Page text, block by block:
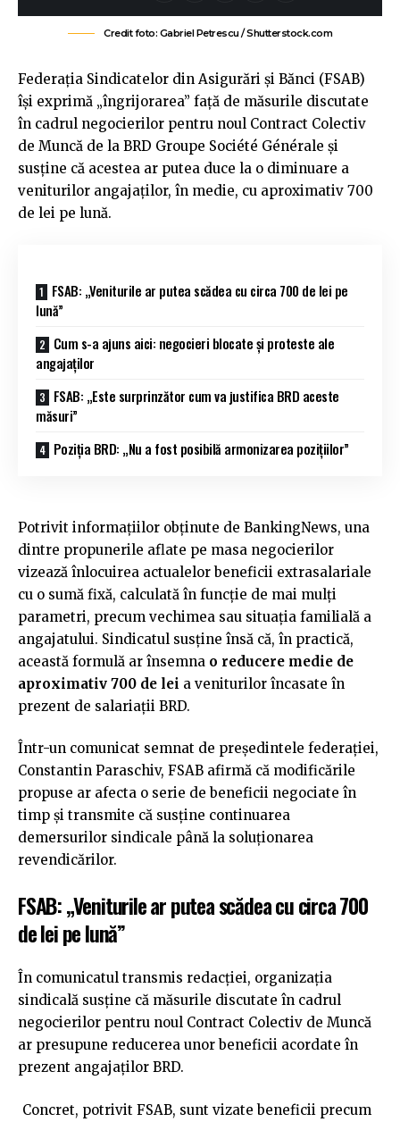
Credit foto: Gabriel Petrescu / Shutterstock.com
Federația Sindicatelor din Asigurări și Bănci (FSAB)
își exprimă „îngrijorarea” față de măsurile discutate
în cadrul negocierilor pentru noul Contract Colectiv
de Muncă de la BRD Groupe Société Générale și
susține că acestea ar putea duce la o diminuare a
veniturilor angajaților, în medie, cu aproximativ 700
de lei pe lună.
FSAB: „Veniturile ar putea scădea cu circa 700 de lei pe
lună”
Cum s-a ajuns aici: negocieri blocate și proteste ale
angajaților
FSAB: „Este surprinzător cum va justifica BRD aceste
măsuri”
Poziția BRD: „Nu a fost posibilă armonizarea pozițiilor”
Potrivit informațiilor obținute de BankingNews, una
dintre propunerile aflate pe masa negocierilor
vizează înlocuirea actualelor beneficii extrasalariale
cu o sumă fixă, calculată în funcție de mai mulți
parametri, precum vechimea sau situația familială a
angajatului. Sindicatul susține însă că, în practică,
această formulă ar însemna o reducere medie de
aproximativ 700 de lei a veniturilor încasate în
prezent de salariații BRD.
Într-un comunicat semnat de președintele federației,
Constantin Paraschiv, FSAB afirmă că modificările
propuse ar afecta o serie de beneficii negociate în
timp și transmite că susține continuarea
demersurilor sindicale până la soluționarea
revendicărilor.
FSAB: „Veniturile ar putea scădea cu circa 700
de lei pe lună”
În comunicatul transmis redacției, organizația
sindicală susține că măsurile discutate în cadrul
negocierilor pentru noul Contract Colectiv de Muncă
ar presupune reducerea unor beneficii acordate în
prezent angajaților BRD.
Concret, potrivit FSAB, sunt vizate beneficii precum